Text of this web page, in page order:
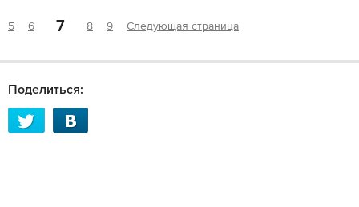
5 6 7 8 9 Следующая страница
Поделиться: